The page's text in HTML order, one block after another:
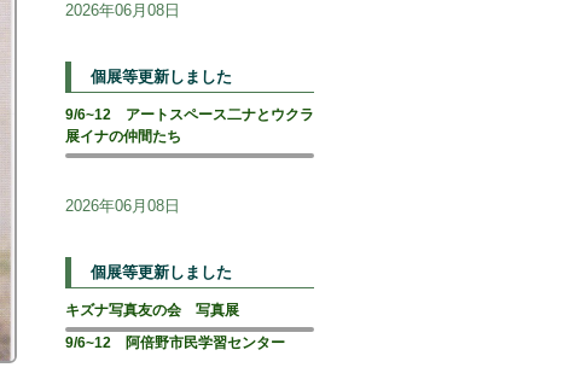
2026年06月08日
個展等更新しました
9/6~12 アートスペース二ナとウクラ
展イナの仲間たち
2026年06月08日
個展等更新しました
キズナ写真友の会 写真展
9/6~12 阿倍野市民学習センター